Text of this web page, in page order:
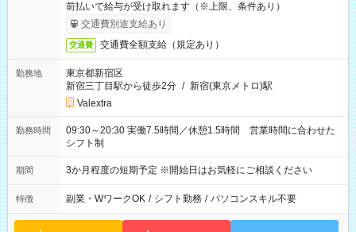
前払いで給与が受け取れます（※上限、条件あり）
交通費別途支給あり
交通費 交通費全額支給（規定あり）
勤務地
東京都新宿区
新宿三丁目駅から徒歩2分 / 新宿(東京メトロ)駅
Valextra
勤務時間
09:30～20:30 実働7.5時間／休憩1.5時間 営業時間に合わせた
シフト制
期間 3か月程度の短期予定 ※開始日はお気軽にご相談ください
特徴 副業・WワークOK / シフト勤務 / パソコンスキル不要